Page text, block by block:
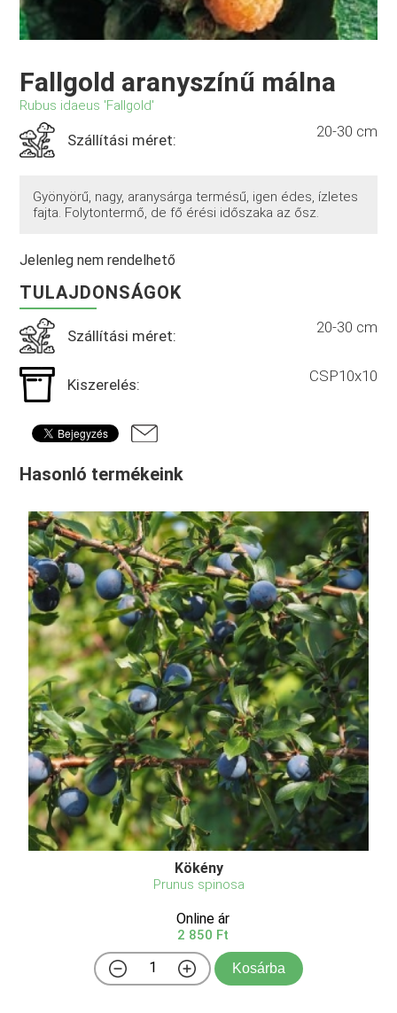
Fallgold aranyszínű málna
Rubus idaeus 'Fallgold'
Szállítási méret: 20-30 cm
Gyönyörű, nagy, aranysárga termésű, igen édes, ízletes
fajta. Folytontermő, de fő érési időszaka az ősz.
Jelenleg nem rendelhető
TULAJDONSÁGOK
Szállítási méret: 20-30 cm
Kiszerelés: CSP10x10
Hasonló termékeink
Kökény
Prunus spinosa
Online ár
2 850 Ft
Kosárba